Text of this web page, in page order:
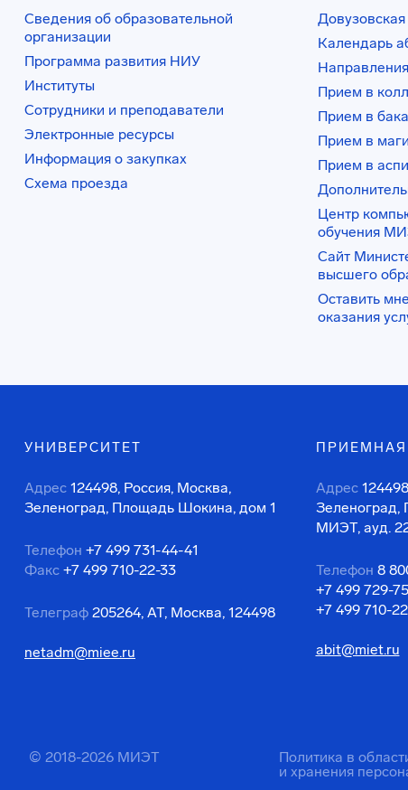
Сведения об образовательной
организации
Программа развития НИУ
Институты
Сотрудники и преподаватели
Электронные ресурсы
Информация о закупках
Схема проезда
Довузовская
Календарь
Прием в
Прием в
Прием в
Прием в
Центр
обучения
Сайт
высшего
Оставить
оказания
УНИВЕРСИТЕТ
Адрес 124498, Россия, Москва,
Зеленоград, Площадь Шокина, дом 1
Телефон +7 499 731-44-41
Факс +7 499 710-22-33
Телеграф 205264, АТ, Москва, 124498
netadm@miee.ru
Адрес
МИЭТ, ауд.
Телефон 8
+7 499 729-
+7 499 710-
abit@miet.ru
© 2018-2026 МИЭТ
Политика в
и хранения